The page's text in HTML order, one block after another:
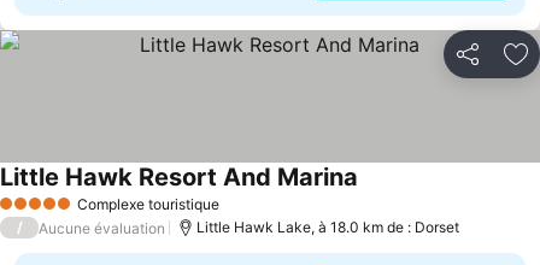
Partager
5 Étoiles Complexe touristique
Little Hawk Resort And Marina
/ Aucune évaluation Little Hawk Lake, à 18.0 km de : Dorset